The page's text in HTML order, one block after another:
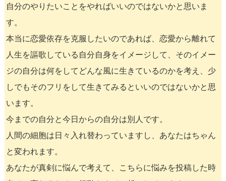
自分のやりたいことをやればいいのではないかと思いま
す。
本当に恋愛依存を克服したいのであれば、恋愛から離れて
人生を謳歌している自分自身をイメージして、そのイメー
ジの自分は何をしてどんな風に生きているのかを考え、少
しでもそのフリをして生きてみるといいのではないかと思
います。
今までの自分と今日からの自分は別人です。
人間の細胞は日々入れ替わっていますし、あなたはちゃん
と変われます。
あなたが真剣に悩んで考えて、こちらに悩みを投稿した時